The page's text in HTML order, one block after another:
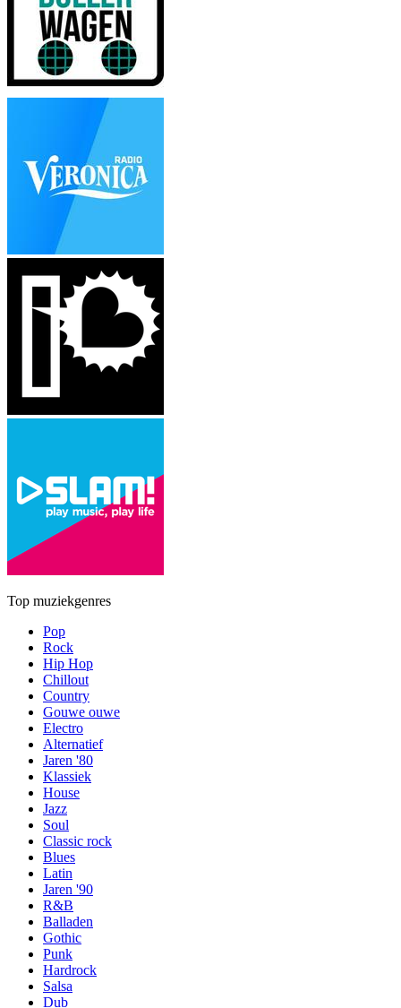
Top muziekgenres
Pop
Rock
Hip Hop
Chillout
Country
Gouwe ouwe
Electro
Alternatief
Jaren '80
Klassiek
House
Jazz
Soul
Classic rock
Blues
Latin
Jaren '90
R&B
Balladen
Gothic
Punk
Hardrock
Salsa
Dub